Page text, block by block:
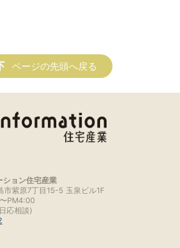
ページの先頭へ戻る
ション住宅産業
紫原7丁目15-5 玉泉ビル1F
PM4:00
応相談)